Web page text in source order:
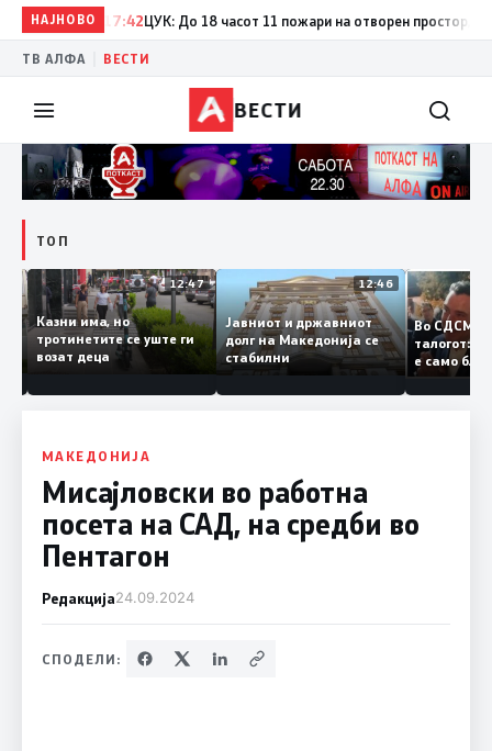
НАЈНОВО17:42ЦУК: До 18 часот 11 пожари на отворен простор, од
ТВ АЛФА ВЕСТИ
ВЕСТИ
ТОП
12:47
Казни има, но
тротинетите се уште ги
возат деца
12:46
Јавниот и државниот
долг на Македонија се
стабилни
Во СДСМ
е само
копија
Заев
МАКЕДОНИЈА
Мисајловски во работна
посета на САД, на средби во
Пентагон
Редакција24.09.2024
СПОДЕЛИ: